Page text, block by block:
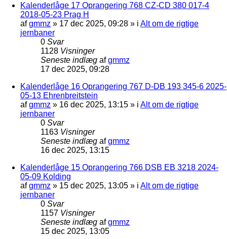
Kalenderlåge 17 Oprangering 768 CZ-CD 380 017-4
2018-05-23 Prag H
afgmmz » 17 dec 2025, 09:28 » i Alt om de rigtige
jernbaner
0 Svar
1128 Visninger
Seneste indlæg afgmmz
17 dec 2025, 09:28
Kalenderlåge 16 Oprangering 767 D-DB 193 345-6 2025-
05-13 Ehrenbreitstein
afgmmz » 16 dec 2025, 13:15 » i Alt om de rigtige
jernbaner
0 Svar
1163 Visninger
Seneste indlæg afgmmz
16 dec 2025, 13:15
Kalenderlåge 15 Oprangering 766 DSB EB 3218 2024-
05-09 Kolding
afgmmz » 15 dec 2025, 13:05 » i Alt om de rigtige
jernbaner
0 Svar
1157 Visninger
Seneste indlæg afgmmz
15 dec 2025, 13:05